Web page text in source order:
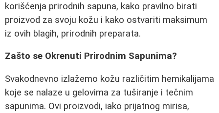
korišćenja prirodnih sapuna, kako pravilno birati
proizvod za svoju kožu i kako ostvariti maksimum
iz ovih blagih, prirodnih preparata.
Zašto se Okrenuti Prirodnim Sapunima?
Svakodnevno izlažemo kožu različitim hemikalijama
koje se nalaze u gelovima za tuširanje i tečnim
sapunima. Ovi proizvodi, iako prijatnog mirisa,